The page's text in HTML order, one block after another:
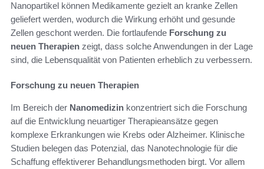
Nanopartikel können Medikamente gezielt an kranke Zellen
geliefert werden, wodurch die Wirkung erhöht und gesunde
Zellen geschont werden. Die fortlaufende Forschung zu
neuen Therapien zeigt, dass solche Anwendungen in der Lage
sind, die Lebensqualität von Patienten erheblich zu verbessern.
Forschung zu neuen Therapien
Im Bereich der Nanomedizin konzentriert sich die Forschung
auf die Entwicklung neuartiger Therapieansätze gegen
komplexe Erkrankungen wie Krebs oder Alzheimer. Klinische
Studien belegen das Potenzial, das Nanotechnologie für die
Schaffung effektiverer Behandlungsmethoden birgt. Vor allem